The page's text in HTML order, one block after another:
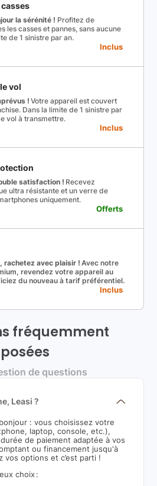
la sérénité ! Profitez de
les casses et pannes, sans aucune
de 1 sinistre par an.
Inclus
vol
! Votre appareil est couvert
Dans la limite de 1 sinistre par
vol à transmettre.
Inclus
satisfaction ! Recevez
ultra résistante et un verre de
uniquement.
Offerts
rachetez avec plaisir ! Avec notre
revendez votre appareil au
du nouveau à tarif préférentiel.
Inclus
fréquemment
posées
de questions
Leasi ?
: vous choisissez votre
laptop, console, etc.),
de paiement adaptée à vos
ou financement jusqu'à
vos options et c’est parti !
choix :